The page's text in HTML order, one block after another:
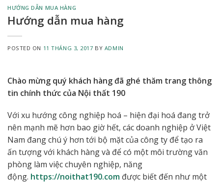
HƯỚNG DẪN MUA HÀNG
Hướng dẫn mua hàng
POSTED ON 11 THÁNG 3, 2017 BY ADMIN
Chào mừng quý khách hàng đã ghé thăm trang thông
tin chính thức của Nội thất 190
Với xu hướng công nghiệp hoá – hiện đại hoá đang trở
nên mạnh mẽ hơn bao giờ hết, các doanh nghiệp ở Việt
Nam đang chú ý hơn tới bộ mặt của công ty để tạo ra
ấn tượng với khách hàng và để có một môi trường văn
phòng làm việc chuyên nghiệp, năng
động. https://noithat190.com được biết đến như một